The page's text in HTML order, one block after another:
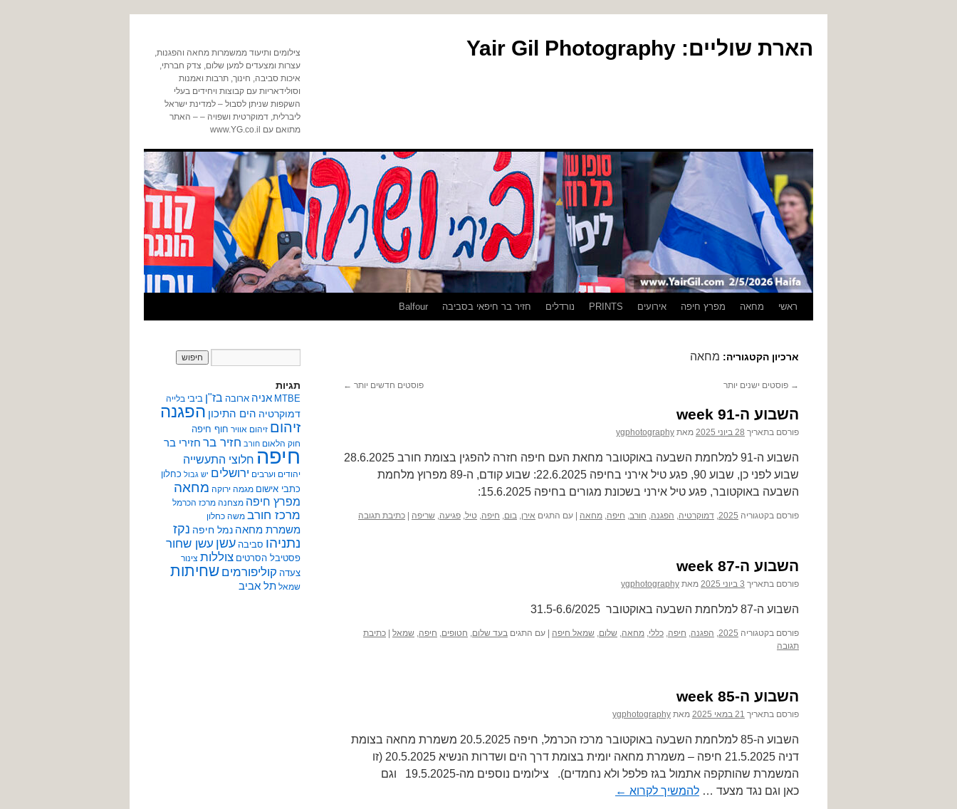
הארת שוליים: Yair Gil Photography
צילומים ותיעוד ממשמרות מחאה והפגנות,
עצרות ומצעדים למען שלום, צדק חברתי,
איכות סביבה, חינוך, תרבות ואמנות
וסולידאריות עם קבוצות ויחידים בעלי
השקפות שניתן לסבול – למדינת ישראל
ליברלית, דמוקרטית ושפויה – – האתר
מתואם עם www.YG.co.il
לדלגראשי מחאה מפרץ חיפה אירועים PRINTS נורדלים חזיר בר חיפאי בסביבה Balfour
ארכיון הקטגוריה: מחאה
→ פוסטים ישנים יותר פוסטים חדשים יותר ←
השבוע ה-91 week
פורסם בתאריך 28 ביוני 2025 מאת ygphotography
השבוע ה-91 למלחמת השבעה באוקטובר מחאת העם חיפה חזרה להפגין בצומת חורב 28.6.2025
שבוע לפני כן, שבוע 90, פגע טיל אירני בחיפה 22.6.2025: שבוע קודם, ה-89 מפרוץ מלחמת
השבעה באוקטובר, פגע טיל אירני בשכונת מגורים בחיפה 15.6.2025:
פורסם בקטגוריה 2025
, דמוקרטיה, הפגנה, חורב, חיפה, מחאה עם התגים אירן, בום, חיפה, טיל, פגיעה, שריפה כתיבת תגובה
השבוע ה-87 week
פורסם בתאריך 3 ביוני 2025 מאת ygphotography
השבוע ה-87 למלחמת השבעה באוקטובר 31.5-6.6/2025
פורסם בקטגוריה 2025
, הפגנה, חיפה, כללי, מחאה, שלום, שמאל חיפה עם התגים בעד שלום, חטופים, חיפה, שמאל
כתיבת
תגובה
השבוע ה-85 week
פורסם בתאריך 21 במאי 2025 מאת ygphotography
השבוע ה-85 למלחמת השבעה באוקטובר מרכז הכרמל, חיפה 20.5.2025 משמרת מחאה בצומת
דניה 21.5.2025 חיפה – משמרת מחאה יומית בצומת דרך הים ושדרות הנשיא 20.5.2025 (זו
המשמרת שהותקפה אתמול בגז פלפל ולא נחמדים). צילומים נוספים מה-19.5.2025 וגם
כאן וגם נגד מצעד … להמשיך לקרוא ←
תגיות
MTBE אניה ארובה בז"ן ביבי בלייה
דמוקרטיה הים התיכון הפגנה
זיהום זיהום אוויר חוף חיפה
חוק הלאום חורב חזיר בר חזירי בר
חיפה חלוצי התעשייה
יהודים וערבים ירושלים יש גבול כחלון
כתבי אישום מגמה ירוקה מחאה
מפרץ חיפה מצחנה מרכז הכרמל
מרכז חורב משה כחלון
משמרת מחאה נמל חיפה נקז
נתניהו סביבה עשן עשן שחור
פסטיבל הסרטים צוללות צינור
צעדה קוליפורמים שחיתות
שמאל תל אביב